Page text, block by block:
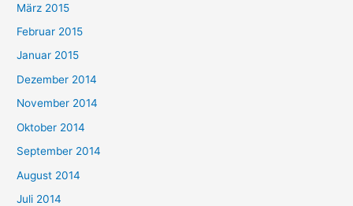
März 2015
Februar 2015
Januar 2015
Dezember 2014
November 2014
Oktober 2014
September 2014
August 2014
Juli 2014